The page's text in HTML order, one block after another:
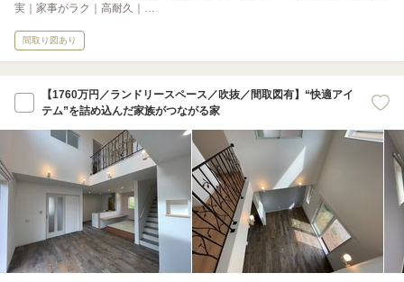
実｜家事がラク｜高耐久｜…
間取り図あり
【1760万円／ランドリースペース／吹抜／間取図有】“快適アイ
テム”を詰め込んだ家族がつながる家